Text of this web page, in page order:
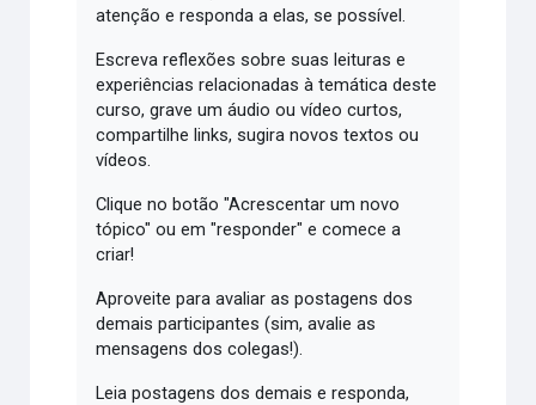
atenção e responda a elas, se possível.
Escreva reflexões sobre suas leituras e
experiências relacionadas à temática deste
curso, grave um áudio ou vídeo curtos,
compartilhe links, sugira novos textos ou
vídeos.
Clique no botão "Acrescentar um novo
tópico" ou em "responder" e comece a
criar!
Aproveite para avaliar as postagens dos
demais participantes (sim, avalie as
mensagens dos colegas!).
Leia postagens dos demais e responda,